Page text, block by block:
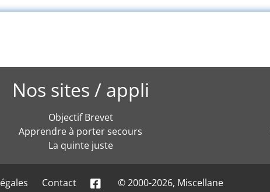
Nos sites / appli
Objectif Brevet
Apprendre à porter secours
La quinte juste
Contact © 2000-2026, Miscellane